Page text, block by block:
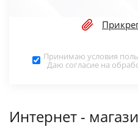
Принимаю условия
Даю согласие на
Интернет -